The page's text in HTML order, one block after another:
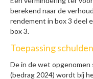
berekend naar de
rendement in box 3 deel
box 3.
Toepassing
De in de wet opgenomen
(bedrag 2024) wordt bij